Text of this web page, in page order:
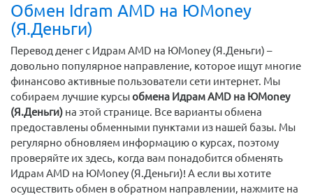
Обмен Idram AMD на ЮMoney
(Я.Деньги)
Перевод денег с Идрам AMD на ЮMoney (Я.Деньги) –
довольно популярное направление, которое ищут многие
финансово активные пользователи сети интернет. Мы
собираем лучшие курсыобмена Идрам AMD на ЮMoney
(Я.Деньги) на этой странице. Все варианты обмена
предоставлены обменными пунктами из нашей базы. Мы
регулярно обновляем информацию о курсах, поэтому
проверяйте их здесь, когда вам понадобится обменять
Идрам AMD на ЮMoney (Я.Деньги)! А если вы хотите
осуществить обмен в обратном направлении, нажмите на